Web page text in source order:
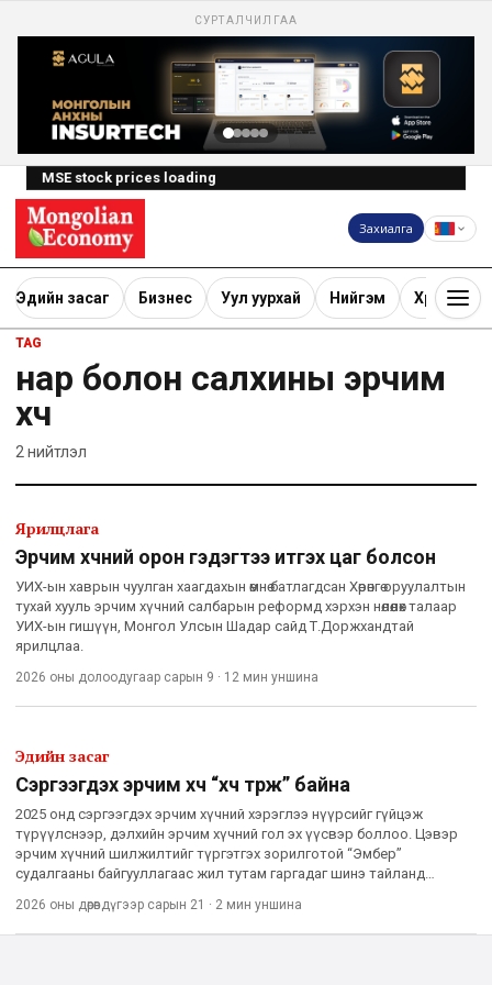
СУРТАЛЧИЛГАА
MSE stock prices loading
Захиалга
Эдийн засаг Бизнес Уул уурхай Нийгэм Хөрөнгө
TAG
нар болон салхины эрчим
хүч
2 нийтлэл
Ярилцлага
Эрчим хүчний орон гэдэгтээ итгэх цаг болсон
УИХ-ын хаврын чуулган хаагдахын өмнө батлагдсан Хөрөнгө оруулалтын
тухай хууль эрчим хүчний салбарын реформд хэрхэн нөлөөлөх талаар
УИХ-ын гишүүн, Монгол Улсын Шадар сайд Т.Доржхандтай
ярилцлаа.
2026 оны долоодугаар сарын 9 · 12 мин уншина
Эдийн засаг
Сэргээгдэх эрчим хүч “хүч түрж” байна
2025 онд сэргээгдэх эрчим хүчний хэрэглээ нүүрсийг гүйцэж
түрүүлснээр, дэлхийн эрчим хүчний гол эх үүсвэр боллоо. Цэвэр
эрчим хүчний шилжилтийг түргэтгэх зорилготой “Эмбер”
судалгааны байгууллагаас жил тутам гаргадаг шинэ тайланд
1919 оноос
2026 оны дөрөвдүгээр сарын 21 · 2 мин уншина